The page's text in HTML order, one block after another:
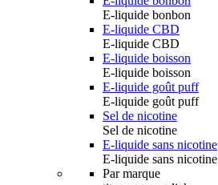
E-liquide bonbon
E-liquide CBD
E-liquide CBD
E-liquide boisson
E-liquide boisson
E-liquide goût puff
E-liquide goût puff
Sel de nicotine
Sel de nicotine
E-liquide sans nicotine
E-liquide sans nicotine
Par marque